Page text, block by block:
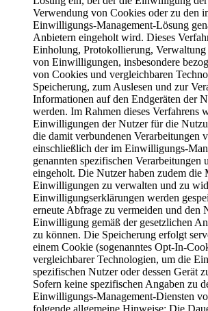
Verwendung von Cookies oder zu den
Einwilligungs-Management-Lösung
Anbietern eingeholt wird. Dieses
Einholung, Protokollierung,
von Einwilligungen, insbesondere
von Cookies und vergleichbaren
Speicherung, zum Auslesen und zur
Informationen auf den Endgeräten der
werden. Im Rahmen dieses Verfahrens
Einwilligungen der Nutzer für die
die damit verbundenen Verarbeitungen
einschließlich der im Einwilligungs-
genannten spezifischen Verarbeitungen
eingeholt. Die Nutzer haben zudem die
Einwilligungen zu verwalten und zu
Einwilligungserklärungen werden
erneute Abfrage zu vermeiden und den
Einwilligung gemäß der gesetzlichen
zu können. Die Speicherung erfolgt
einem Cookie (sogenanntes Opt-In-
vergleichbarer Technologien, um die
spezifischen Nutzer oder dessen Gerät
Sofern keine spezifischen Angaben zu
Einwilligungs-Management-Diensten
folgende allgemeine Hinweise: Die